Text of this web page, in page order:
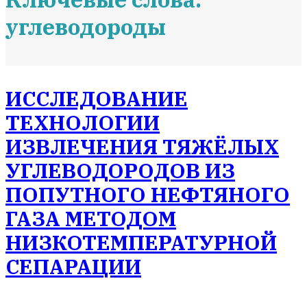
углеводороды
ИССЛЕДОВАНИЕ
ТЕХНОЛОГИИ
ИЗВЛЕЧЕНИЯ ТЯЖЁЛЫХ
УГЛЕВОДОРОДОВ ИЗ
ПОПУТНОГО НЕФТЯНОГО
ГАЗА МЕТОДОМ
НИЗКОТЕМПЕРАТУРНОЙ
СЕПАРАЦИИ